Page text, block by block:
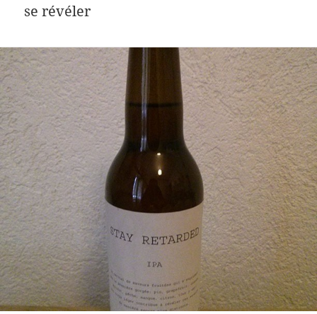
se révéler